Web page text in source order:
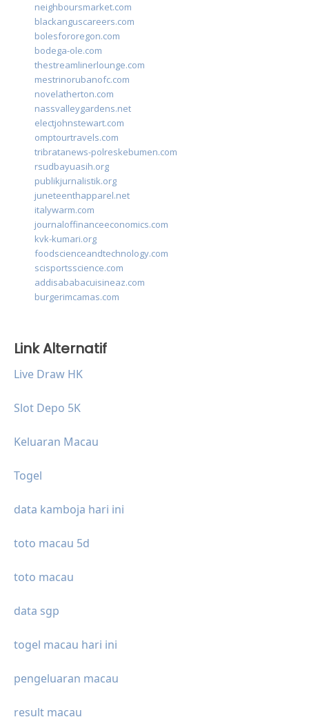
neighboursmarket.com
blackanguscareers.com
bolesfororegon.com
bodega-ole.com
thestreamlinerlounge.com
mestrinorubanofc.com
novelatherton.com
nassvalleygardens.net
electjohnstewart.com
omptourtravels.com
tribratanews-polreskebumen.com
rsudbayuasih.org
publikjurnalistik.org
juneteenthapparel.net
italywarm.com
journaloffinanceeconomics.com
kvk-kumari.org
foodscienceandtechnology.com
scisportsscience.com
addisababacuisineaz.com
burgerimcamas.com
Link Alternatif
Live Draw HK
Slot Depo 5K
Keluaran Macau
Togel
data kamboja hari ini
toto macau 5d
toto macau
data sgp
togel macau hari ini
pengeluaran macau
result macau